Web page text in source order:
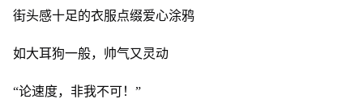
街头感十足的衣服点缀爱心涂鸦
如大耳狗一般，帅气又灵动
“论速度，非我不可！”